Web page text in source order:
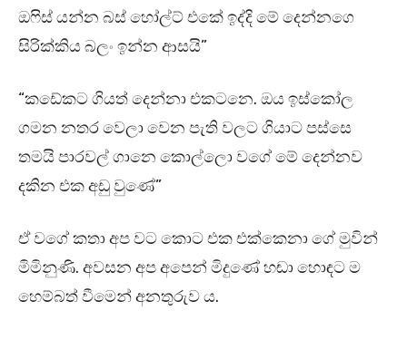
ඔෆිස් යන්න බස් හෝල්ට් එකේ ඉද්දි මේ දෙන්නගෙ
සිරික්කිය බලං ඉන්න ආසයි”
“කඩේකට ගියත් දෙන්නා එකටනෙ. ඔය ඉස්කෝල
ගමන නතර වෙලා වෙන පැති වලට ගියාට පස්සෙ
තමයි පාරවල් ගානෙ කොල්ලො වගේ මේ දෙන්නව
දකින එක අඩු වුණේ”
ඒ වගේ කතා අප වට කොට එක එක්කෙනා ගේ මුවින්
මිමිනුණි. අවසන අප අපෙන් මිදුණේ හඬා හොඳට ම
හෙම්බත් වීමෙන් අනතුරුව ය.